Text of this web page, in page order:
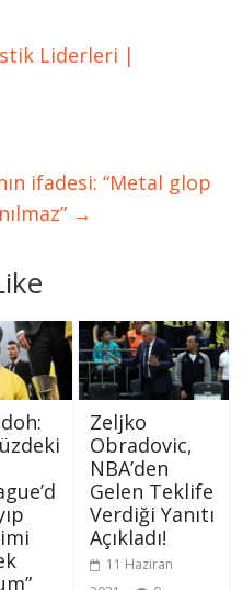
Liderleri |
ifadesi: “Metal glop
→
Zeljko
Obradovic,
NBA’den
Gelen Teklife
Verdiği Yanıtı
Açıkladı!
11 Haziran